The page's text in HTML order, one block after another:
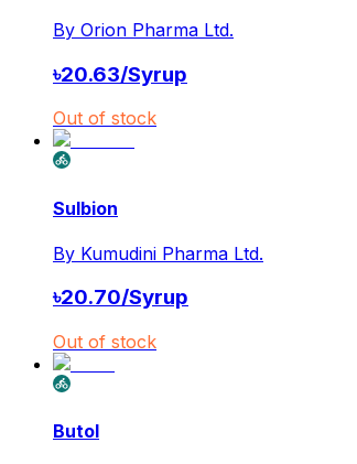
By Orion Pharma Ltd.
৳20.63/Syrup
Out of stock
Sulbion
By Kumudini Pharma Ltd.
৳20.70/Syrup
Out of stock
Butol